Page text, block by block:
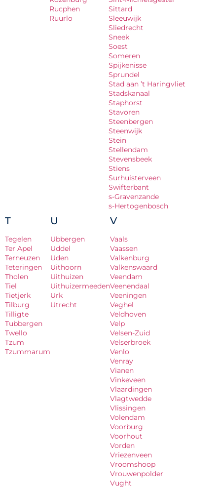
Rucphen
Ruurlo
Sittard
Sleeuwijk
Sliedrecht
Sneek
Soest
Someren
Spijkenisse
Sprundel
Stad aan ’t Haringvliet
Stadskanaal
Staphorst
Stavoren
Steenbergen
Steenwijk
Stein
Stellendam
Stevensbeek
Stiens
Surhuisterveen
Swifterbant
s-Gravenzande
s-Hertogenbosch
T
Tegelen
Ter Apel
Terneuzen
Teteringen
Tholen
Tiel
Tietjerk
Tilburg
Tilligte
Tubbergen
Twello
Tzum
Tzummarum
U
Ubbergen
Uddel
Uden
Uithoorn
Uithuizen
Uithuizermeeden
Urk
Utrecht
V
Vaals
Vaassen
Valkenburg
Valkenswaard
Veendam
Veenendaal
Veeningen
Veghel
Veldhoven
Velp
Velsen-Zuid
Velserbroek
Venlo
Venray
Vianen
Vinkeveen
Vlaardingen
Vlagtwedde
Vlissingen
Volendam
Voorburg
Voorhout
Vorden
Vriezenveen
Vroomshoop
Vrouwenpolder
Vught